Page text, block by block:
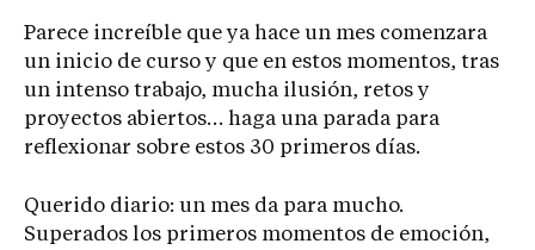
Parece increíble que ya hace un mes comenzara
un inicio de curso y que en estos momentos, tras
un intenso trabajo, mucha ilusión, retos y
proyectos abiertos… haga una parada para
reflexionar sobre estos 30 primeros días.
Querido diario: un mes da para mucho.
Superados los primeros momentos de emoción,